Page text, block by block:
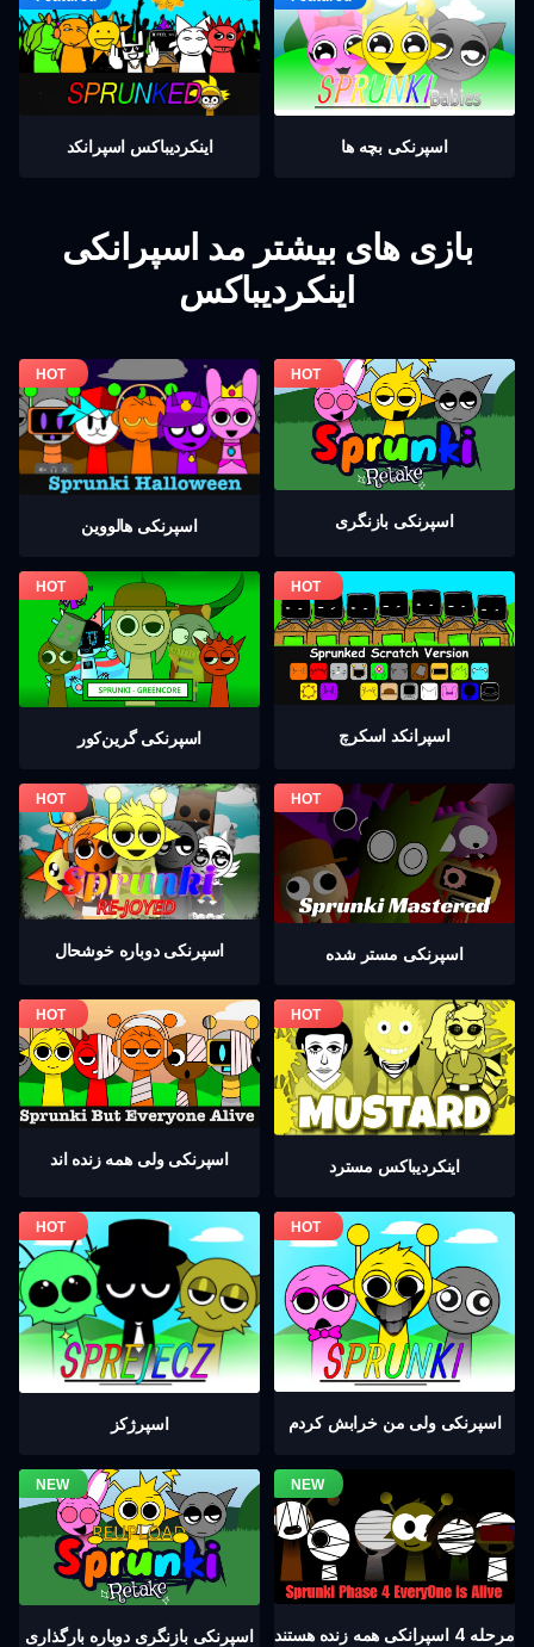
اینکردیباكس اسپرانکد اسپرنکی بچه ها
بازی های بیشتر مد اسپرانکی
اینکردیباکس
اسپرنکی هالووین اسپرنکی بازنگری
اسپرنکی گرين‌كور اسپرانکد اسکرچ
اسپرنکی دوباره خوشحال اسپرنکی مستر شده
اسپرنکی ولی همه زنده اند اینکردیباكس مسترد
اسپرژکز اسپرنکی ولی من خرابش کردم
اسپرنکی بازنگری دوباره بارگذاری
مرحله 4 اسپرانکی همه زنده هستند